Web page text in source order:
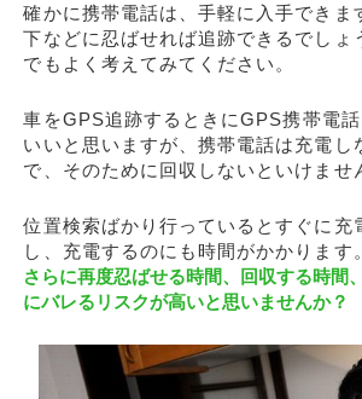
確かに携帯電話は、手軽に入手できま
下などに忍ばせれば追跡できるでしょ
でもよく考えてみてください。
車をGPS追跡するときにGPS携帯電
いいと思いますが、携帯電話は充電し
で、そのために回収しないといけませ
位置検索ばかり行っているとすぐに充
し、充電するのにも時間がかかります。
さらに再度忍ばせる時間、回収する時間
にバレるリスクが高いと思いませんか？